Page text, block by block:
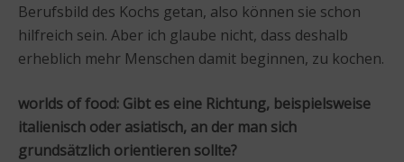
Berufsbild des Kochs getan, also können sie schon
hilfreich sein. Aber ich glaube nicht, dass deshalb
erheblich mehr Menschen damit beginnen, zu kochen.
worlds of food: Gibt es eine Richtung, beispielsweise
italienisch oder asiatisch, an der man sich
grundsätzlich orientieren sollte?